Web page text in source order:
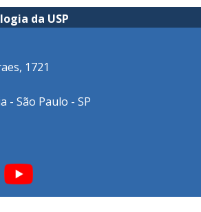
da USP
1721
- São Paulo - SP